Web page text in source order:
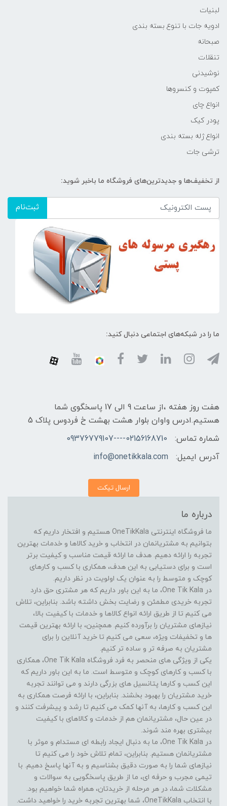
لبنیات
ادویه جات با تنوع بسته بندی
صبحانه
تنقلات
نوشیدنی
کمپوت و کنسروها
انواع چای
پودر کیک
انواع ژله بسته بندی
ترشی جات
از تخفیف‌ها و جدیدترین‌های فروشگاه ما باخبر شوید:
ثبت‌نام
ما را در شبکه‌های اجتماعی دنبال کنید:
هفت روز هفته ،از ساعت 9 الی 17 پاسخگوی شما
هستیم.ادرس واوان بلوار هشت بهشت خ فردوس پلاک 5
شماره تماس:
02156168710----09376779107
آدرس ایمیل:
info@onetikkala.com
ارسال تیکت
درباره ما
ما فروشگاه اینترنتی OneTikKala هستیم و افتخار داریم که
بتوانیم به مشتریانمان در انتخاب و خرید کالاها و خدمات بهترین
تجربه را ارائه دهیم. هدف ما ارائه قیمت مناسب و کیفیت برتر
است و برای دستیابی به این هدف، همکاری با کسب و کارهای
کوچک و متوسط را به عنوان یک اولویت در نظر داریم.
در One Tik Kala، ما به این باور داریم که هر مشتری حق دارد
تجربه خریدی مطمئن و رضایت بخش داشته باشد. بنابراین، تلاش
می کنیم تا از طریق ارائه انواع کالاها و خدمات با کیفیت بالا،
نیازهای مشتریان را برآورده کنیم. همچنین، با ارائه بهترین قیمت
ها و تخفیفات ویژه، سعی می کنیم تا خرید آنلاین را برای
مشتریان به صرفه تر و ساده تر کنیم.
یکی از ویژگی های منحصر به فرد فروشگاه One Tik Kala، همکاری
با کسب و کارهای کوچک و متوسط است. ما به این باور داریم که
این کسب و کارها پتانسیل های بزرگی دارند و می توانند تجربه
خرید مشتریان را بهبود بخشند. بنابراین، با ارائه فرصت همکاری به
این کسب و کارها، به آنها کمک می کنیم تا رشد و پیشرفت کنند و
در عین حال، مشتریانمان هم از خدمات و کالاهای با کیفیت
بیشتری بهره مند شوند.
در One Tik Kala، ما به دنبال ایجاد رابطه ای مستدام و موثر با
مشتریانمان هستیم. بنابراین، تمام تلاش خود را می کنیم تا
نیازهای شما را به صورت دقیق بشناسیم و به آنها پاسخ دهیم. با
تیمی مجرب و حرفه ای، ما از طریق پاسخگویی به سوالات و
مشکلات شما، در هر مرحله از خریدتان، همراه شما خواهیم بود.
با انتخاب OneTikKala، شما بهترین تجربه خرید را خواهید داشت.